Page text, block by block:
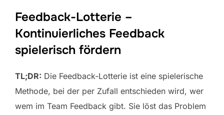
Feedback-Lotterie –
Kontinuierliches Feedback
spielerisch fördern
TL;DR: Die Feedback-Lotterie ist eine spielerische
Methode, bei der per Zufall entschieden wird, wer
wem im Team Feedback gibt. Sie löst das Problem